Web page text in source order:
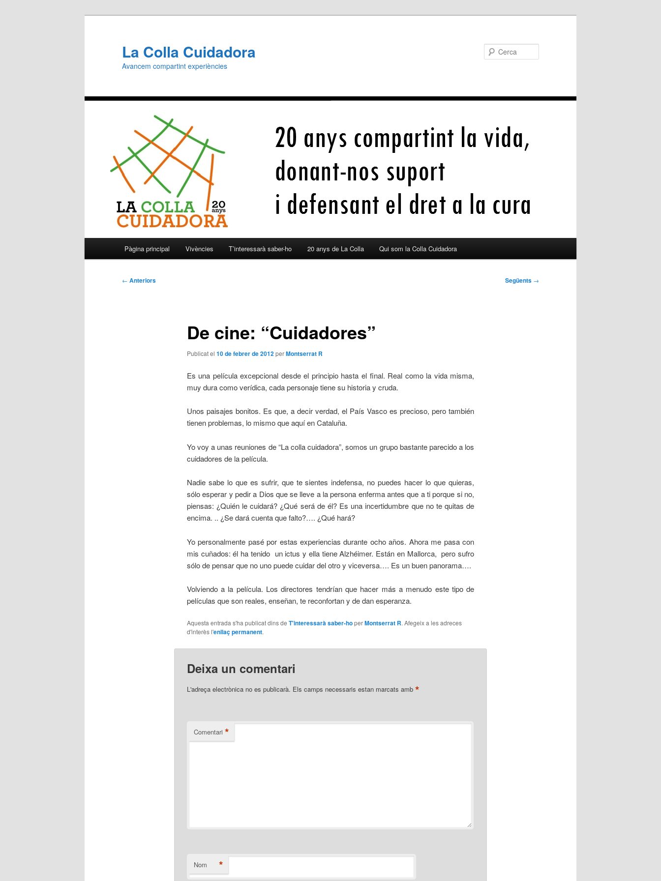
La Colla Cuidadora
Avancem compartint experiències
Pàgina principal Vivències T’interessarà saber-ho 20 anys de La Colla Qui som la Colla Cuidadora
Navegació
← Anteriors Següents →
De cine: “Cuidadores”
Publicat el 10 de febrer de 2012perMontserrat R
Es una película excepcional desde el principio hasta el final. Real como la vida misma,
muy dura como verídica, cada personaje tiene su historia y cruda.
Unos paisajes bonitos. Es que, a decir verdad, el País Vasco es precioso, pero también
tienen problemas, lo mismo que aquí en Cataluña.
Yo voy a unas reuniones de “La colla cuidadora”, somos un grupo bastante parecido a los
cuidadores de la película.
Nadie sabe lo que es sufrir, que te sientes indefensa, no puedes hacer lo que quieras,
sólo esperar y pedir a Dios que se lleve a la persona enferma antes que a ti porque si no,
piensas: ¿Quién le cuidará? ¿Qué será de él? Es una incertidumbre que no te quitas de
encima. .. ¿Se dará cuenta que falto?…. ¿Qué hará?
Yo personalmente pasé por estas experiencias durante ocho años. Ahora me pasa con
mis cuñados: él ha tenido un ictus y ella tiene Alzhéimer. Están en Mallorca, pero sufro
sólo de pensar que no uno puede cuidar del otro y viceversa…. Es un buen panorama….
Volviendo a la película. Los directores tendrían que hacer más a menudo este tipo de
películas que son reales, enseñan, te reconfortan y de dan esperanza.
Aquesta entrada s'ha publicat dins de T'interessarà saber-hoperMontserrat R. Afegeix a les adreces
d'interès l'enllaç permanent.
Deixa un comentari
L'adreça electrònica no es publicarà. Els camps necessaris estan marcats amb *
Comentari *
Nom *